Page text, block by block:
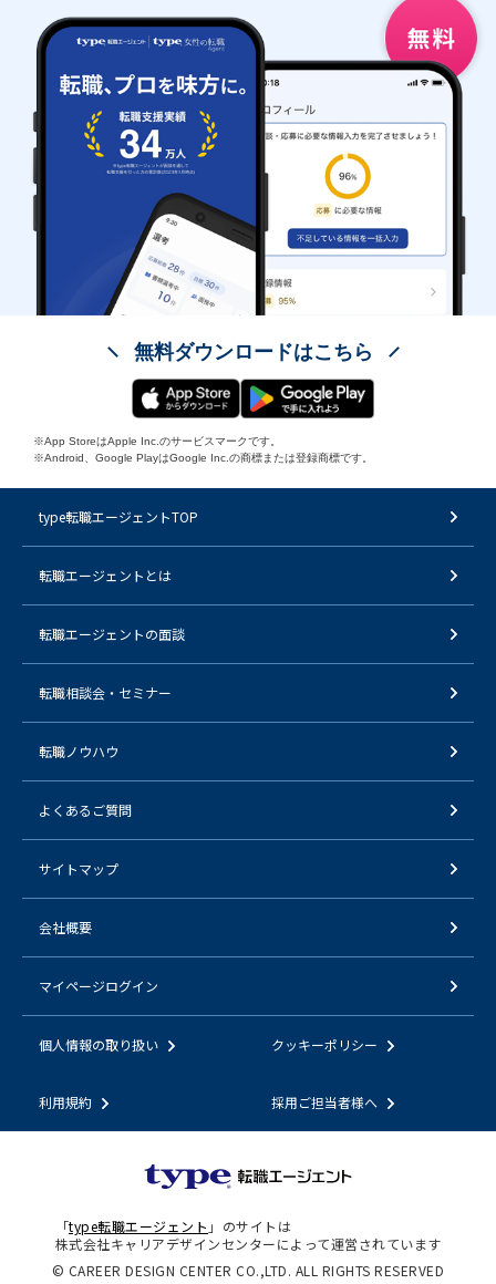
無料ダウンロードはこちら
※App StoreはApple Inc.のサービスマークです。
※Android、Google PlayはGoogle Inc.の商標または登録商標です。
type転職エージェントTOP
転職エージェントとは
転職エージェントの面談
転職相談会・セミナー
転職ノウハウ
よくあるご質問
サイトマップ
会社概要
マイページログイン
個人情報の取り扱い クッキーポリシー
利用規約 採用ご担当者様へ
「type転職エージェント 」のサイトは
株式会社キャリアデザインセンターによって運営されています
© CAREER DESIGN CENTER CO.,LTD. ALL RIGHTS RESERVED